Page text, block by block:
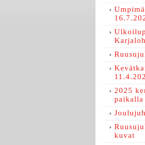
2025
paikalla
kuvat